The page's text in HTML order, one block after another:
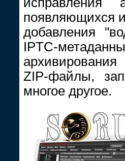
появляющихся
добавления
IPTC-
ZIP-файлы,
многое другое.